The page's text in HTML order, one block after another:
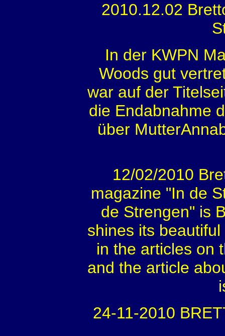
2010.12.02
In der KWPN
Woods gut
war auf der
die Endabnahme
über
12/02/2010
magazine "In de
de Strengen" is
shines its
in the articles on
and the article
24-11-2010